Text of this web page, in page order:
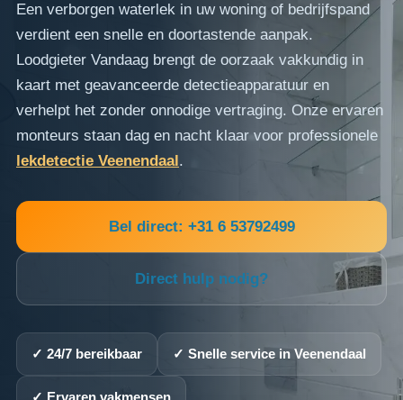
Een verborgen waterlek in uw woning of bedrijfspand
verdient een snelle en doortastende aanpak.
Loodgieter Vandaag brengt de oorzaak vakkundig in
kaart met geavanceerde detectieapparatuur en
verhelpt het zonder onnodige vertraging. Onze ervaren
monteurs staan dag en nacht klaar voor professionele
lekdetectie Veenendaal.
Bel direct: +31 6 53792499
Direct hulp nodig?
✓ 24/7 bereikbaar ✓ Snelle service in Veenendaal
✓ Ervaren vakmensen